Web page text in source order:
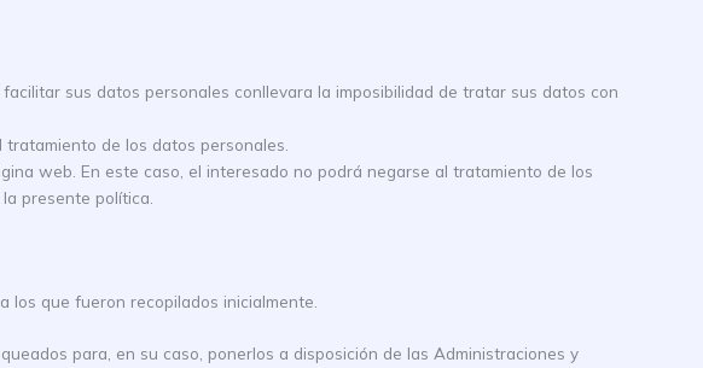
sus datos personales conllevara la imposibilidad de tratar sus datos con
de los datos personales.
web. En este caso, el interesado no podrá negarse al tratamiento de los
presente política.
que fueron recopilados inicialmente.
para, en su caso, ponerlos a disposición de las Administraciones y